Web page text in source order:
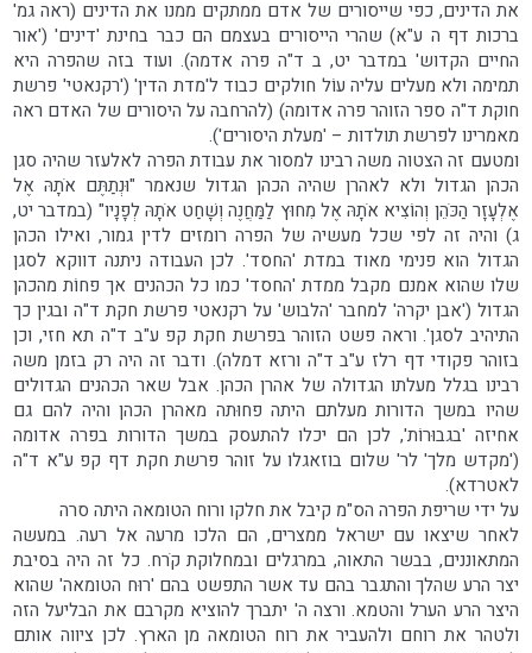
את הדינים, כפי שייסורים של אדם ממתקים ממנו את הדינים (ראה גמ'
ברכות דף ה ע"א) שהרי הייסורים בעצמם הם כבר בחינת 'דינים' ('אור
החיים הקדוש' במדבר יט, ב ד"ה פרה אדמה). ועוד בזה שהפרה היא
תמימה ולא מעלים עליה עוֹל חולקים כבוד ל'מדת הדין' ('רקנאטי' פרשת
חוקת ד"ה ספר הזוהר פרה אדומה) (להרחבה על היסורים של האדם ראה
מאמרינו לפרשת תולדות – 'מעלת היסורים').
ומטעם זה הצטוה משה רבינו למסור את עבודת הפרה לאלעזר שהיה סגן
הכהן הגדול ולא לאהרן שהיה הכהן הגדול שנאמר "וּנְתַתֶּם אֹתָהּ אֶל
אֶלְעָזָר הַכֹּהֵן וְהוֹצִיא אֹתָהּ אֶל מִחוּץ לַמַּחֲנֶה וְשָׁחַט אֹתָהּ לְפָנָיו" (במדבר יט,
ג) והיה זה לפי שכל מעשיה של הפרה רומזים לדין גמור, ואילו הכהן
הגדול הוא פנימי מאוד במדת 'החסד'. לכן העבודה ניתנה דווקא לסגן
שלו שהוא אמנם מקבל ממדת 'החסד' כמו כל הכהנים אך פחוֹת מהכהן
הגדול ('אבן יקרה' למחבר 'הלבוש' על רקנאטי פרשת חקת ד"ה ובגין כך
התיהיב לסגן'. וראה פשט הזוהר בפרשת חקת קפ ע"ב ד"ה תא חזי, וכן
בזוהר פקודי דף רלז ע"ב ד"ה ורזא דמלה). ודבר זה היה רק בזמן משה
רבינו בגלל מעלתו הגדולה של אהרן הכהן. אבל שאר הכהנים הגדולים
שהיו במשך הדורות מעלתם היתה פחוּתה מאהרן הכהן והיה להם גם
אחיזה 'בגבוּרוֹת', לכן הם יכלו להתעסק במשך הדורות בפרה אדומה
('מקדש מלך' לר' שלום בוזאגלו על זוהר פרשת חקת דף קפ ע"א ד"ה
לאטרדא).
על ידי שריפת הפרה הס"מ קיבל את חלקו ורוח הטומאה היתה סרה
לאחר שיצאו עם ישראל ממצרים, הם הלכו מרעה אל רעה. במעשה
המתאוננים, בבשר התאוה, במרגלים ובמחלוקת קֹרח. כל זה היה בסיבת
יצר הרע שהלך והתגבר בהם עד אשר התפשט בהם 'רוּח הטומאה' שהוא
היצר הרע הערל והטמא. ורצה ה' יתברך להוציא מקרבם את הבליעל הזה
ולטהר את רוחם ולהעביר את רוח הטומאה מן הארץ. לכן ציווה אותם